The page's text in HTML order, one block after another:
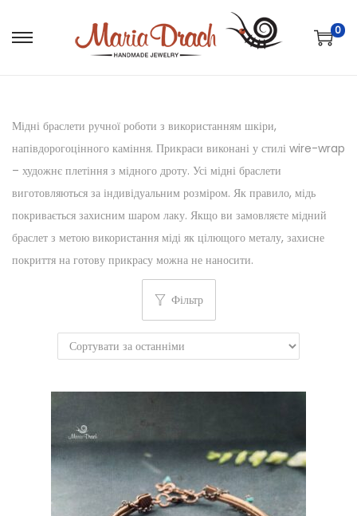
0
Мідні браслети ручної роботи з використанням шкіри,
напівдорогоцінного каміння. Прикраси виконані у стилі wire-wrap
– художнє плетіння з мідного дроту. Усі мідні браслети
виготовляються за індивідуальним розміром. Як правило, мідь
покривається захисним шаром лаку. Якщо ви замовляєте мідний
браслет з метою використання міді як цілющого металу, захисне
покриття на готову прикрасу можна не наносити.
Фільтр